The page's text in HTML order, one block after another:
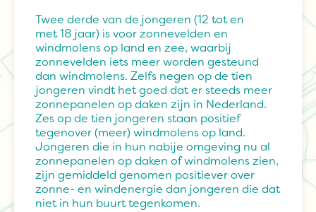
Twee derde van de jongeren (12 tot en
met 18 jaar) is voor zonnevelden en
windmolens op land en zee, waarbij
zonnevelden iets meer worden gesteund
dan windmolens. Zelfs negen op de tien
jongeren vindt het goed dat er steeds meer
zonnepanelen op daken zijn in Nederland.
Zes op de tien jongeren staan positief
tegenover (meer) windmolens op land.
Jongeren die in hun nabije omgeving nu al
zonnepanelen op daken of windmolens zien,
zijn gemiddeld genomen positiever over
zonne- en windenergie dan jongeren die dat
niet in hun buurt tegenkomen.